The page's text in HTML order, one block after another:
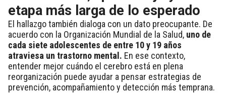
etapa más larga de lo esperado
El hallazgo también dialoga con un dato preocupante. De
acuerdo con la Organización Mundial de la Salud, uno de
cada siete adolescentes de entre 10 y 19 años
atraviesa un trastorno mental. En ese contexto,
entender mejor cuándo el cerebro está en plena
reorganización puede ayudar a pensar estrategias de
prevención, acompañamiento y detección más temprana.